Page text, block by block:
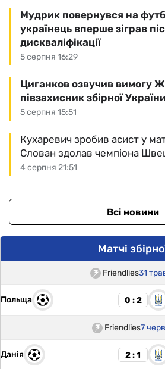
5 серпня 16:29
Мудрик повернувся на
українець вперше зіграв
дискваліфікації
5 серпня 15:51
Циганков озвучив вимогу
півзахисник збірної України
4 серпня 21:51
Кухаревич зробив асист у
Слован здолав чемпіона
Всі новини
Матчі
Friendlies31
Польща 0 : 2
Friendlies7
Данія 2 : 1